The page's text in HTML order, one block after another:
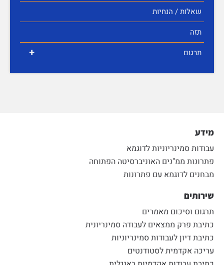
שאלות / הנחיות
תזה
+ תרגום
מידע
עבודות סמינריוניות לדוגמא
פתרונות ממ"נים האוניברסיטה הפתוחה
מבחנים לדוגמא עם פתרונות
שירותים
תרגום וסיכום מאמרים
כתיבת פרק ממצאים לעבודה סמינריונית
כתיבת דיון לעבודות סמינריוניות
עריכה אקדמית לסטודנטים